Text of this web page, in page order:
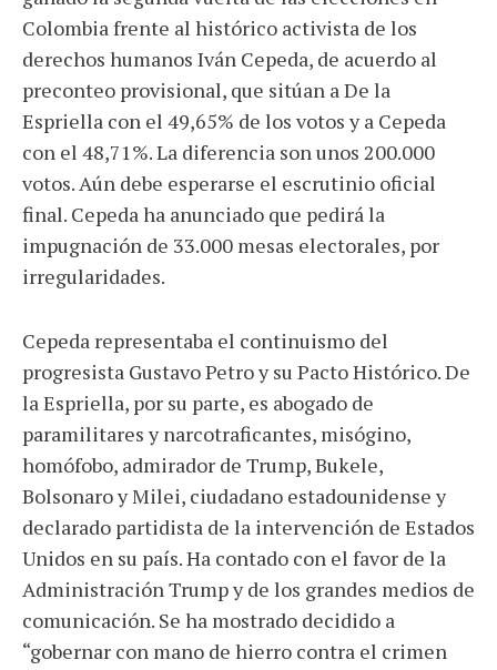
Colombia frente al histórico activista de los
derechos humanos Iván Cepeda, de acuerdo al
preconteo provisional, que sitúan a De la
Espriella con el 49,65% de los votos y a Cepeda
con el 48,71%. La diferencia son unos 200.000
votos. Aún debe esperarse el escrutinio oficial
final. Cepeda ha anunciado que pedirá la
impugnación de 33.000 mesas electorales, por
irregularidades.
Cepeda representaba el continuismo del
progresista Gustavo Petro y su Pacto Histórico. De
la Espriella, por su parte, es abogado de
paramilitares y narcotraficantes, misógino,
homófobo, admirador de Trump, Bukele,
Bolsonaro y Milei, ciudadano estadounidense y
declarado partidista de la intervención de Estados
Unidos en su país. Ha contado con el favor de la
Administración Trump y de los grandes medios de
comunicación. Se ha mostrado decidido a
“gobernar con mano de hierro contra el crimen